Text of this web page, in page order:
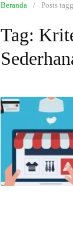
Beranda Posts
Tag: